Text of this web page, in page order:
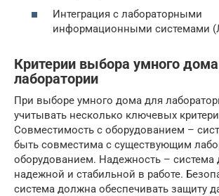
Интеграция с лабораторными
информационными системами
Критерии выбора умного
лаборатории
При выборе умного дома для
учитывать несколько ключевых
Совместимость с оборудованием –
быть совместима с существующим
оборудованием. Надежность –
надежной и стабильной в работе.
система должна обеспечивать защиту